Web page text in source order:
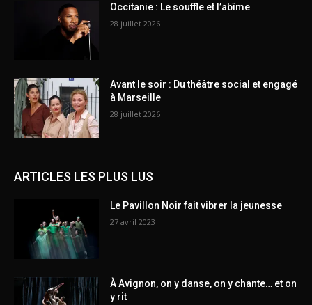
Occitanie : Le souffle et l’abîme
28 juillet 2026
Avant le soir : Du théâtre social et engagé
à Marseille
28 juillet 2026
ARTICLES LES PLUS LUS
Le Pavillon Noir fait vibrer la jeunesse
27 avril 2023
À Avignon, on y danse, on y chante… et on
y rit